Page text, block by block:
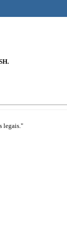
legais."